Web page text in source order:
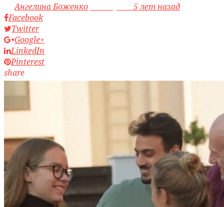
byАнгелина Боженко
5 лет назад
Facebook
Twitter
Google+
LinkedIn
Pinterest
share